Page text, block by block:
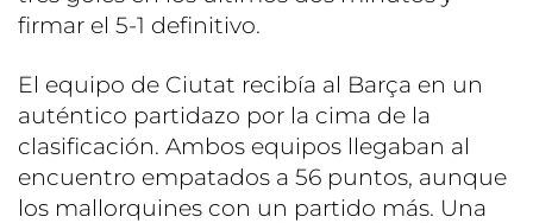
firmar el 5-1 definitivo.
El equipo de Ciutat recibía al Barça en un
auténtico partidazo por la cima de la
clasificación. Ambos equipos llegaban al
encuentro empatados a 56 puntos, aunque
los mallorquines con un partido más. Una